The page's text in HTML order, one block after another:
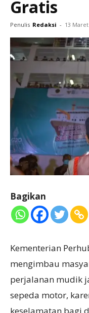
Gratis
Penulis Redaksi - 13 Maret
Bagikan
Kementerian
mengimbau
perjalanan mudik
sepeda motor,